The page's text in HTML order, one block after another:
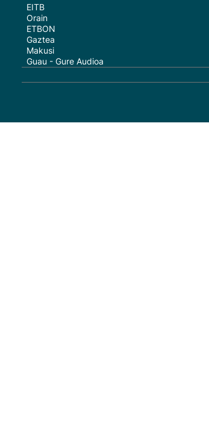
EITB
Orain
ETBON
Gaztea
Makusi
Guau - Gure Audioa